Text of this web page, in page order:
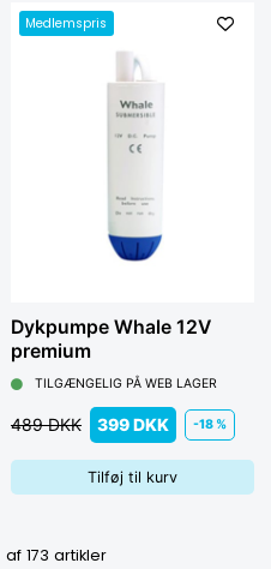
Medlemspris
Dykpumpe Whale 12V
premium
TILGÆNGELIG PÅ WEB LAGER
399 DKK
489 DKK -18 %
Tilføj til kurv
af 173 artikler